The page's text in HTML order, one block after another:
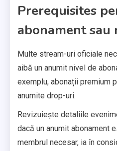
Prerequisites
abonament sau
Multe stream-uri oficiale
aibă un anumit nivel de
exemplu, abonații premium
anumite drop-uri.
Revizuiește detaliile
dacă un anumit abonament
membrul necesar, ia în